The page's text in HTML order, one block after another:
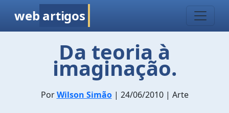
web artigos
Da teoria à
imaginação.
PorWilson Simão| 24/06/2010 | Arte